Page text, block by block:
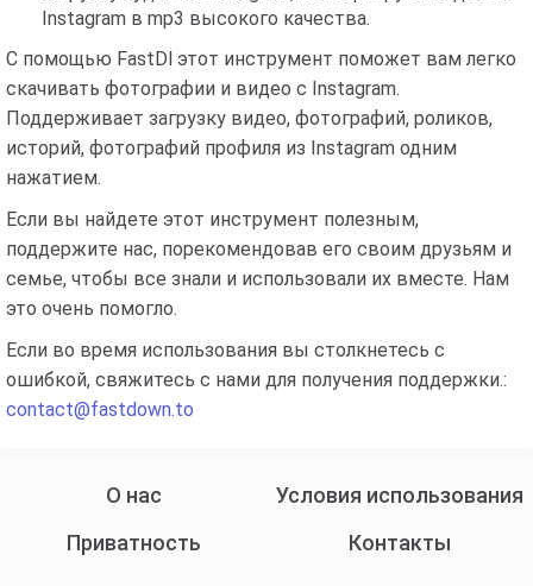
Instagram в mp3 высокого качества.
С помощью FastDl этот инструмент поможет вам легко
скачивать фотографии и видео с Instagram.
Поддерживает загрузку видео, фотографий, роликов,
историй, фотографий профиля из Instagram одним
нажатием.
Если вы найдете этот инструмент полезным,
поддержите нас, порекомендовав его своим друзьям и
семье, чтобы все знали и использовали их вместе. Нам
это очень помогло.
Если во время использования вы столкнетесь с
ошибкой, свяжитесь с нами для получения поддержки.:
contact@fastdown.to
О нас
Условия использования
Приватность
Контакты